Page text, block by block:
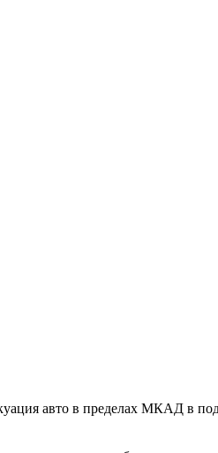
авто в пределах МКАД в